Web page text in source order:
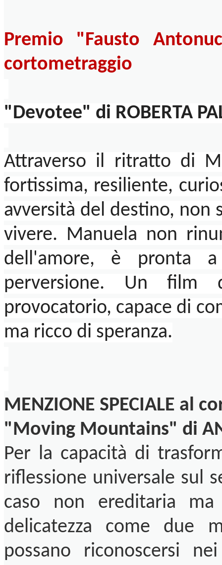
Premio "Fausto
cortometraggio
"Devotee" di ROBERTA
Attraverso il ritratto di
fortissima, resiliente,
avversità del destino, non
vivere. Manuela non
dell'amore, è pronta
perversione. Un film
provocatorio, capace di
ma ricco di speranza.
MENZIONE SPECIALE al
"Moving Mountains" di
Per la capacità di
riflessione universale sul
caso non ereditaria
delicatezza come due
possano riconoscersi